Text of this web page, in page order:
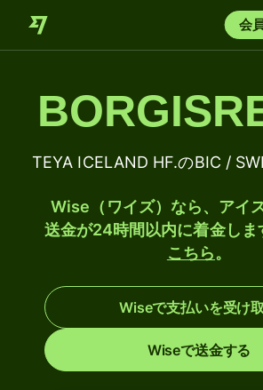
会
TEYA ICELAND HF.のBIC /
Wise（ワイズ）なら、アイ
送金が24時間以内に着金しま
こちら。
Wiseで支払いを受け
Wiseで送金する